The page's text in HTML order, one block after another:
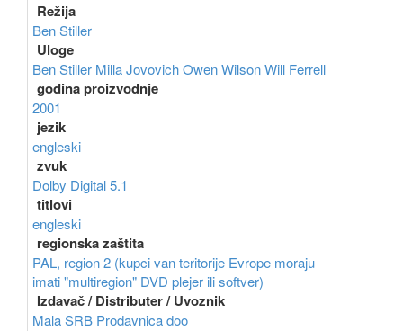
Režija
Ben Stiller
Uloge
Ben Stiller Milla JovovichOwen WilsonWill Ferrell
godina proizvodnje
2001
jezik
engleski
zvuk
Dolby Digital 5.1
titlovi
engleski
regionska zaštita
PAL, region 2 (kupci van teritorije Evrope moraju
imati "multiregion" DVD plejer ili softver)
Izdavač / Distributer / Uvoznik
Mala SRB Prodavnica doo